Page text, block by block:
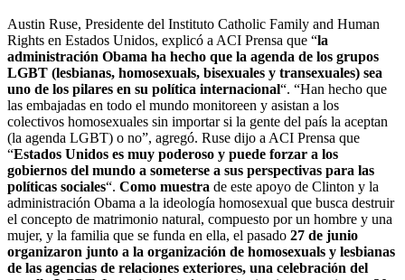
Austin Ruse, Presidente del Instituto Catholic Family and Human
Rights en Estados Unidos, explicó a ACI Prensa que “la
administración Obama ha hecho que la agenda de los grupos
LGBT (lesbianas, homosexuals, bisexuales y transexuales) sea
uno de los pilares en su política internacional“. “Han hecho que
las embajadas en todo el mundo monitoreen y asistan a los
colectivos homosexuales sin importar si la gente del país la aceptan
(la agenda LGBT) o no”, agregó. Ruse dijo a ACI Prensa que
“Estados Unidos es muy poderoso y puede forzar a los
gobiernos del mundo a someterse a sus perspectivas para las
políticas sociales“. Como muestra de este apoyo de Clinton y la
administración Obama a la ideología homosexual que busca destruir
el concepto de matrimonio natural, compuesto por un hombre y una
mujer, y la familia que se funda en ella, el pasado 27 de junio
organizaron junto a la organización de homosexuals y lesbianas
de las agencias de relaciones exteriores, una celebración del